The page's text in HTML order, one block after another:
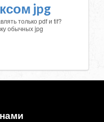
jpg
только pdf и tif?
обычных jpg